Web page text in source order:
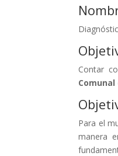
Contar
Para el
manera